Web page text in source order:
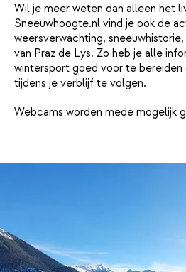
Wil je meer weten dan alleen het
Sneeuwhoogte.nl vind je ook de
weersverwachting, sneeuwhistorie,
van Praz de Lys. Zo heb je alle
wintersport goed voor te
tijdens je verblijf te volgen.
Webcams worden mede mogelijk